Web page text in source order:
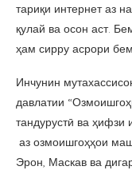
тариқи интернет аз
қулай ва осон аст.
ҳам сирру асрори
Инчунин
давлатии
тандурустӣ ва ҳифзи
аз озмоишгоҳҳои
Эрон, Маскав ва